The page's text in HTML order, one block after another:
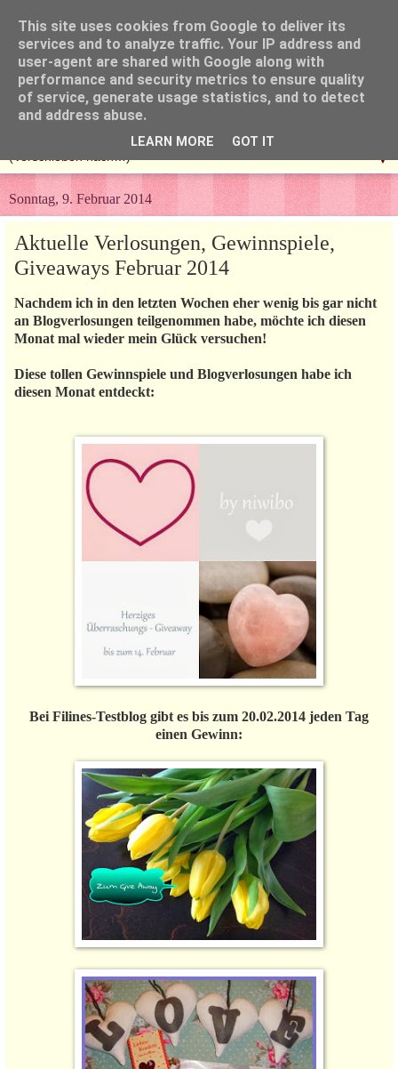
▼
Sonntag, 9. Februar 2014
Aktuelle Verlosungen, Gewinnspiele,
Giveaways Februar 2014
Nachdem ich in den letzten Wochen eher wenig bis gar nicht
an Blogverlosungen teilgenommen habe, möchte ich diesen
Monat mal wieder mein Glück versuchen!
Diese tollen Gewinnspiele und Blogverlosungen habe ich
diesen Monat entdeckt:
Bei Filines-Testblog gibt es bis zum 20.02.2014 jeden Tag
einen Gewinn:
This site uses cookies from Google to deliver its
services and to analyze traffic. Your IP address and
user-agent are shared with Google along with
performance and security metrics to ensure quality
of service, generate usage statistics, and to detect
and address abuse.
LEARN MORE GOT IT